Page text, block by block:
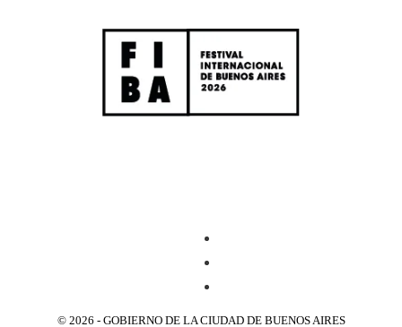
© 2026 - GOBIERNO DE LA CIUDAD DE BUENOS AIRES